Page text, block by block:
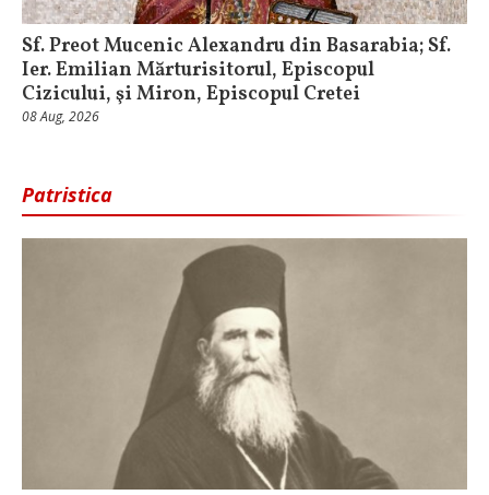
Sf. Preot Mucenic Alexandru din Basarabia; Sf.
Ier. Emilian Mărturisitorul, Episcopul
Cizicului, şi Miron, Episcopul Cretei
08 Aug, 2026
Patristica